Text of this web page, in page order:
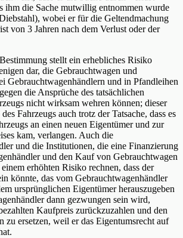
ihm die Sache mutwillig entnommen wurde
wobei er für die Geltendmachung
von 3 Jahren nach dem Verlust oder der
stellt ein erhebliches Risiko
dar, die Gebrauchtwagen und
Gebrauchtwagenhändlern und in Pfandleihen
die Ansprüche des tatsächlichen
nicht wirksam wehren können; dieser
Fahrzeugs auch trotz der Tatsache, dass es
an einen neuen Eigentümer und zur
kam, verlangen. Auch die
und die Institutionen, die eine Finanzierung
und den Kauf von Gebrauchtwagen
erhöhten Risiko rechnen, dass der
könnte, das vom Gebrauchtwagenhändler
ursprünglichen Eigentümer herauszugeben
dann gezwungen sein wird,
Kaufpreis zurückzuzahlen und den
zu ersetzen, weil er das Eigentumsrecht auf